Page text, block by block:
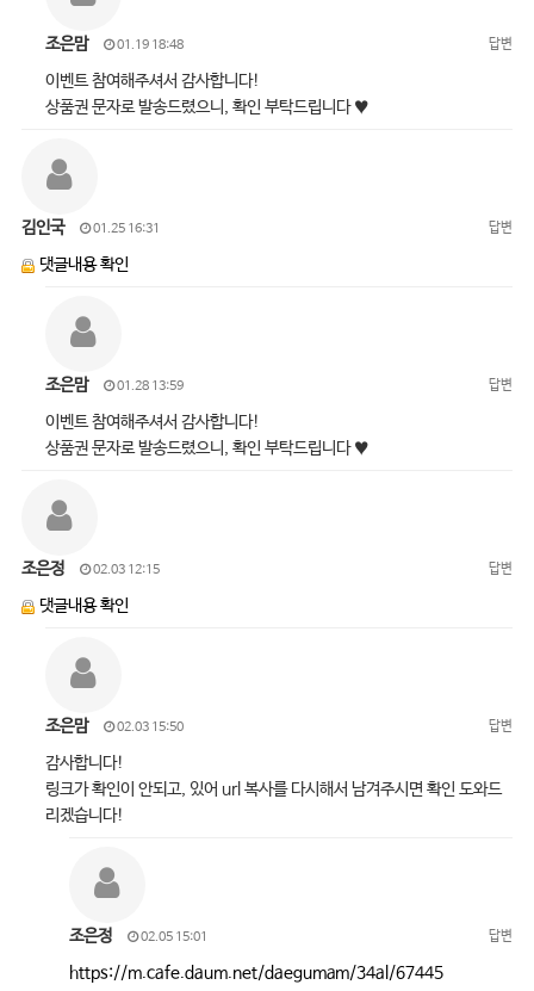
조은맘 01.19 18:48 답변
이벤트 참여해주셔서 감사합니다!
상품권 문자로 발송드렸으니, 확인 부탁드립니다 ♥
김인국 01.25 16:31 답변
댓글내용 확인
조은맘 01.28 13:59 답변
이벤트 참여해주셔서 감사합니다!
상품권 문자로 발송드렸으니, 확인 부탁드립니다 ♥
조은정 02.03 12:15 답변
댓글내용 확인
조은맘 02.03 15:50 답변
감사합니다!
링크가 확인이 안되고, 있어 url 복사를 다시해서 남겨주시면 확인 도와드
리겠습니다!
조은정 02.05 15:01 답변
https://m.cafe.daum.net/daegumam/34al/67445